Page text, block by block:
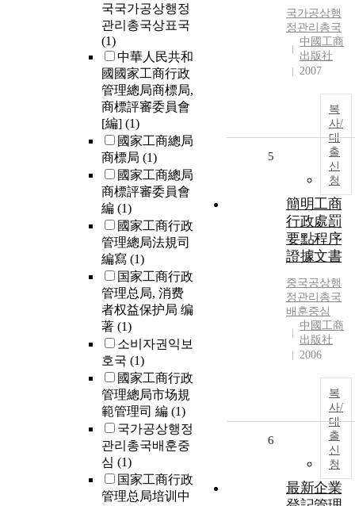
국국가공상행정
관리총국상표국
(1)
中華人民共和
國國家工商行政
管理總局商標局,
商標評審委員會
[編] (1)
國家工商總局
商標局 (1)
國家工商總局
商標評審委員會
編 (1)
國家工商行政
管理總局法規司
編寫 (1)
国家工商行政
管理总局, 消费
者权益保护局 编
著 (1)
소비자권익보
호국 (1)
國家工商行政
管理總局市场規
範管理司 編 (1)
국가공상행정
관리총국배훈중
심 (1)
国家工商行政
管理总局培训中
국가공상행
정관리총국
中國工商
出版社
2007
복
사/
대
출
신
청
5
簡明工商
行政處罰
要點程序
證據文書
중국공상행
정관리총국
배훈중심
中國工商
出版社
2006
복
사/
대
출
신
청
6
最新企業